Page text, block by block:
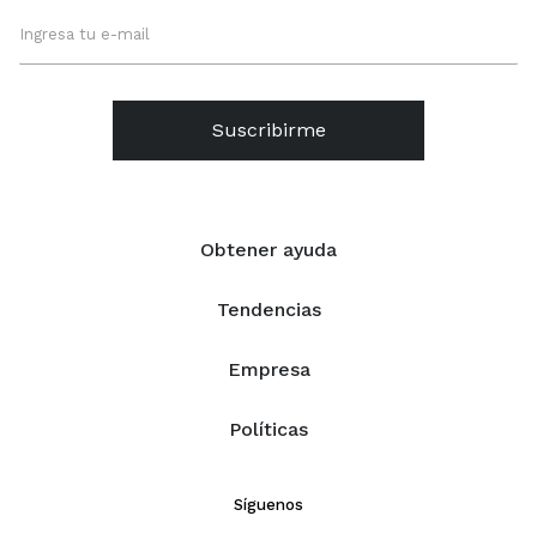
Obtener ayuda
Tendencias
Empresa
Políticas
Suscribirme
Síguenos